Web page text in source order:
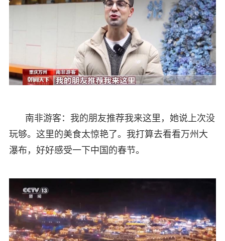
南非游客：我的朋友推荐我来这里，她说上次没
玩够。这里的美食太惊艳了。我打算去看看万州大
瀑布，好好感受一下中国的春节。